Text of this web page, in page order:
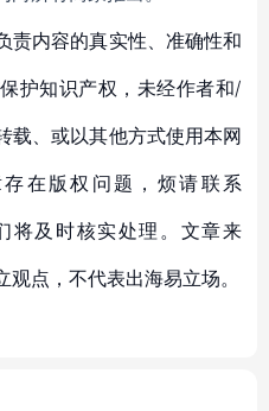
责内容的真实性、准确性和
护知识产权，未经作者和/
载、或以其他方式使用本网
在版权问题，烦请联系
将及时核实处理。文章来
点，不代表出海易立场。